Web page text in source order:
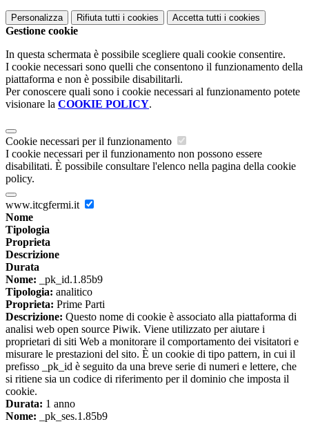
Personalizza Rifiuta tutti i cookies Accetta tutti i cookies
Gestione cookie
In questa schermata è possibile scegliere quali cookie consentire.
I cookie necessari sono quelli che consentono il funzionamento della
piattaforma e non è possibile disabilitarli.
Per conoscere quali sono i cookie necessari al funzionamento potete
visionare la COOKIE POLICY.
Cookie necessari per il funzionamento
I cookie necessari per il funzionamento non possono essere
disabilitati. È possibile consultare l'elenco nella pagina della cookie
policy.
www.itcgfermi.it
Nome
Tipologia
Proprieta
Descrizione
Durata
Nome: _pk_id.1.85b9
Tipologia: analitico
Proprieta: Prime Parti
Descrizione: Questo nome di cookie è associato alla piattaforma di
analisi web open source Piwik. Viene utilizzato per aiutare i
proprietari di siti Web a monitorare il comportamento dei visitatori e
misurare le prestazioni del sito. È un cookie di tipo pattern, in cui il
prefisso _pk_id è seguito da una breve serie di numeri e lettere, che
si ritiene sia un codice di riferimento per il dominio che imposta il
cookie.
Durata: 1 anno
Nome: _pk_ses.1.85b9